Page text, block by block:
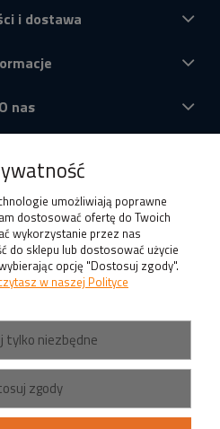
i dostawa
O nas
umożliwiają poprawne
dostosować ofertę do Twoich
wykorzystanie przez nas
do sklepu lub dostosować użycie
opcję "Dostosuj zgody".
w naszej Polityce
tylko niezbędne
zgody